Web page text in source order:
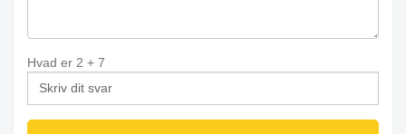
Hvad er 2 + 7